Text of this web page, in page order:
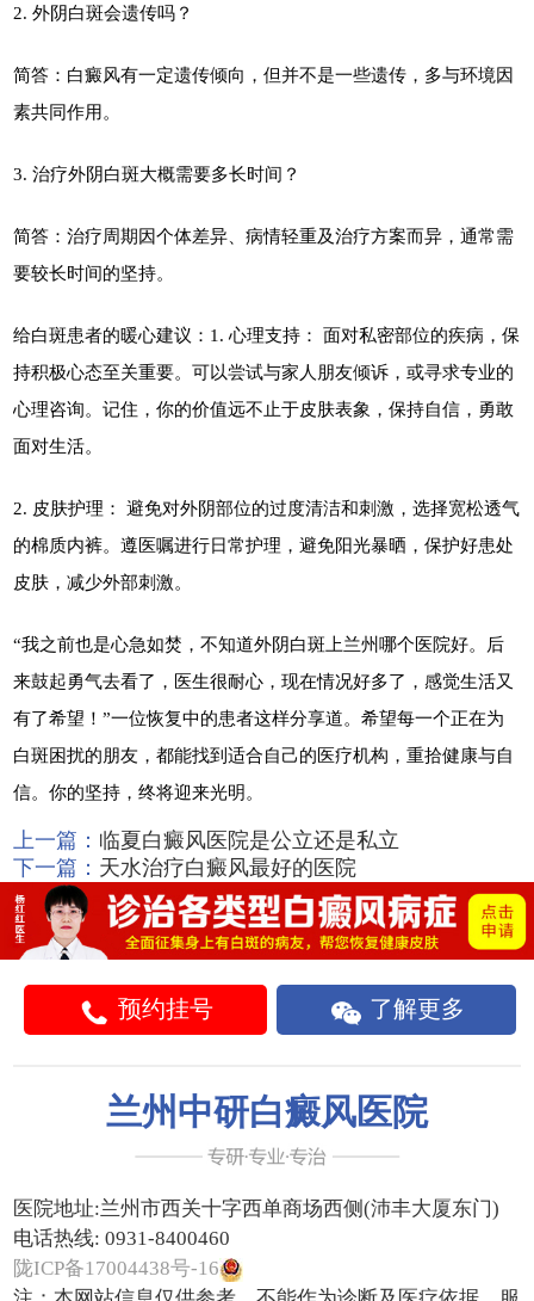
2. 外阴白斑会遗传吗？
简答：白癜风有一定遗传倾向，但并不是一些遗传，多与环境因
素共同作用。
3. 治疗外阴白斑大概需要多长时间？
简答：治疗周期因个体差异、病情轻重及治疗方案而异，通常需
要较长时间的坚持。
给白斑患者的暖心建议：1. 心理支持： 面对私密部位的疾病，保
持积极心态至关重要。可以尝试与家人朋友倾诉，或寻求专业的
心理咨询。记住，你的价值远不止于皮肤表象，保持自信，勇敢
面对生活。
2. 皮肤护理： 避免对外阴部位的过度清洁和刺激，选择宽松透气
的棉质内裤。遵医嘱进行日常护理，避免阳光暴晒，保护好患处
皮肤，减少外部刺激。
“我之前也是心急如焚，不知道外阴白斑上兰州哪个医院好。后
来鼓起勇气去看了，医生很耐心，现在情况好多了，感觉生活又
有了希望！”一位恢复中的患者这样分享道。希望每一个正在为
白斑困扰的朋友，都能找到适合自己的医疗机构，重拾健康与自
信。你的坚持，终将迎来光明。
上一篇： 临夏白癜风医院是公立还是私立
下一篇： 天水治疗白癜风最好的医院
预约挂号 了解更多
兰州中研白癜风医院
医院地址:兰州市西关十字西单商场西侧(沛丰大厦东门)
电话热线: 0931-8400460
陇ICP备17004438号-16